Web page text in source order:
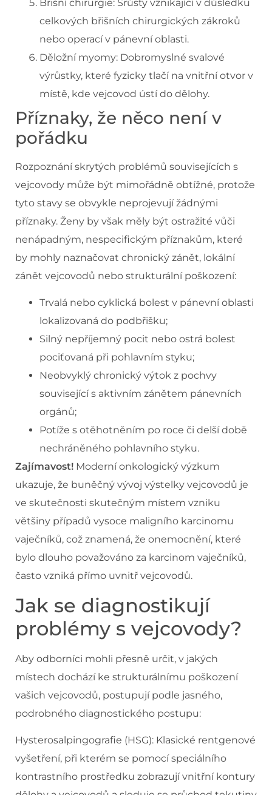
Břišní chirurgie: Srůsty vznikající v důsledku
celkových břišních chirurgických zákroků
nebo operací v pánevní oblasti.
Děložní myomy: Dobromyslné svalové
výrůstky, které fyzicky tlačí na vnitřní otvor v
místě, kde vejcovod ústí do dělohy.
Příznaky, že něco není v
pořádku
Rozpoznání skrytých problémů souvisejících s
vejcovody může být mimořádně obtížné, protože
tyto stavy se obvykle neprojevují žádnými
příznaky. Ženy by však měly být ostražité vůči
nenápadným, nespecifickým příznakům, které
by mohly naznačovat chronický zánět, lokální
zánět vejcovodů nebo strukturální poškození:
Trvalá nebo cyklická bolest v pánevní oblasti
lokalizovaná do podbřišku;
Silný nepříjemný pocit nebo ostrá bolest
pociťovaná při pohlavním styku;
Neobvyklý chronický výtok z pochvy
související s aktivním zánětem pánevních
orgánů;
Potíže s otěhotněním po roce či delší době
nechráněného pohlavního styku.
Zajímavost! Moderní onkologický výzkum
ukazuje, že buněčný vývoj výstelky vejcovodů je
ve skutečnosti skutečným místem vzniku
většiny případů vysoce maligního karcinomu
vaječníků, což znamená, že onemocnění, které
bylo dlouho považováno za karcinom vaječníků,
často vzniká přímo uvnitř vejcovodů.
Jak se diagnostikují
problémy s vejcovody?
Aby odborníci mohli přesně určit, v jakých
místech dochází ke strukturálnímu poškození
vašich vejcovodů, postupují podle jasného,
podrobného diagnostického postupu:
Hysterosalpingografie (HSG): Klasické rentgenové
vyšetření, při kterém se pomocí speciálního
kontrastního prostředku zobrazují vnitřní kontury